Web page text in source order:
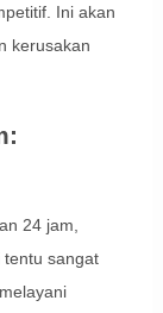
Ini akan
kerusakan
24 jam,
tentu sangat